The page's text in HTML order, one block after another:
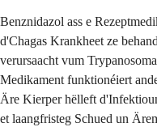
Benznidazol ass e
d'Chagas Krankheet ze
verursaacht vum
Medikament funktionéiert
Äre Kierper hëlleft
et laangfristeg Schued un